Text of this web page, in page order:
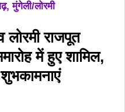
,मुंगेली/लोरमी
राजपूत
में हुए शामिल,
शुभकामनाएं